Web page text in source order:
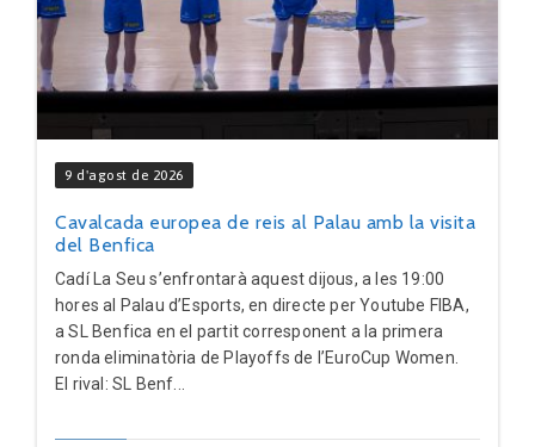
9 d'agost de 2026
Cavalcada europea de reis al Palau amb la visita
del Benfica
Cadí La Seu s’enfrontarà aquest dijous, a les 19:00
hores al Palau d’Esports, en directe per Youtube FIBA,
a SL Benfica en el partit corresponent a la primera
ronda eliminatòria de Playoffs de l’EuroCup Women.
El rival: SL Benf...